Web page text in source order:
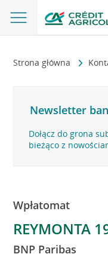
Strona główna
Newsletter
Dołącz do grona
bieżąco z
Wpłatomat
REYMONTA
BNP Paribas